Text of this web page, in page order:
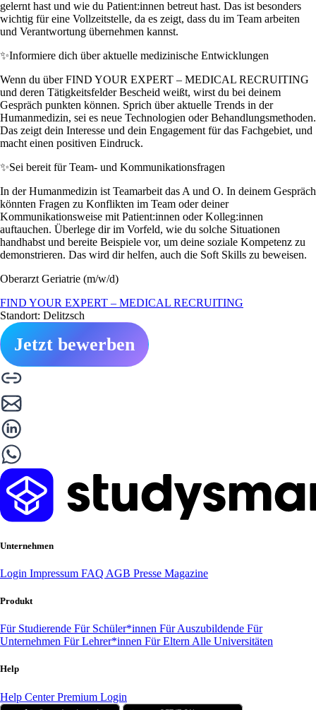
gelernt hast und wie du Patient:innen betreut hast. Das ist besonders
wichtig für eine Vollzeitstelle, da es zeigt, dass du im Team arbeiten
und Verantwortung übernehmen kannst.
✨Informiere dich über aktuelle medizinische Entwicklungen
Wenn du über FIND YOUR EXPERT – MEDICAL RECRUITING
und deren Tätigkeitsfelder Bescheid weißt, wirst du bei deinem
Gespräch punkten können. Sprich über aktuelle Trends in der
Humanmedizin, sei es neue Technologien oder Behandlungsmethoden.
Das zeigt dein Interesse und dein Engagement für das Fachgebiet, und
macht einen positiven Eindruck.
✨Sei bereit für Team- und Kommunikationsfragen
In der Humanmedizin ist Teamarbeit das A und O. In deinem Gespräch
könnten Fragen zu Konflikten im Team oder deiner
Kommunikationsweise mit Patient:innen oder Kolleg:innen
auftauchen. Überlege dir im Vorfeld, wie du solche Situationen
handhabst und bereite Beispiele vor, um deine soziale Kompetenz zu
demonstrieren. Das wird dir helfen, auch die Soft Skills zu beweisen.
Oberarzt Geriatrie (m/w/d)
FIND YOUR EXPERT – MEDICAL RECRUITING
Standort: Delitzsch
Jetzt bewerben
Unternehmen
Login Impressum FAQ AGB Presse Magazine
Produkt
Für Studierende Für Schüler*innen Für Auszubildende Für
Unternehmen Für Lehrer*innen Für Eltern Alle Universitäten
Help
Help CenterPremium Login